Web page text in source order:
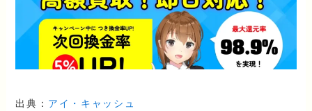
出典： アイ・キャッシュ